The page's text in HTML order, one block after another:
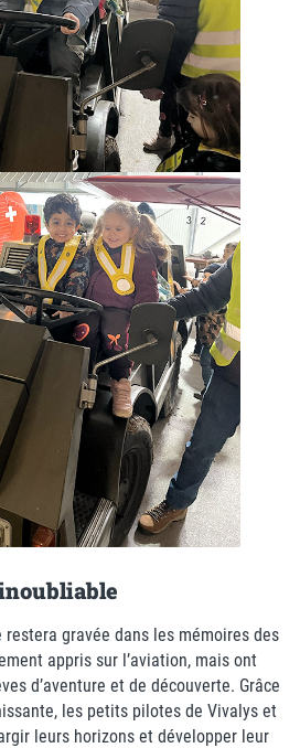
gravée dans les mémoires des
appris sur l’aviation, mais ont
d’aventure et de découverte. Grâce
les petits pilotes de Vivalys et
leurs horizons et développer leur